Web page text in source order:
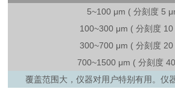
5~100 μm ( 分刻度 5
100~300 μm ( 分刻度 10
300~700 μm ( 分刻度 20
700~1500 μm ( 分刻度
覆盖范围大，仪器对用户特别有用。仪